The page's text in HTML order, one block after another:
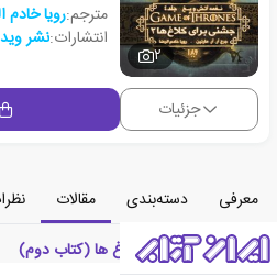
2
مترجم:رویا خادم
انتشارات:نشر
جزئیات
معرفی دسته‌بندی مقالات
معرفی جشنی برای کلاغ ها (کتاب دوم)